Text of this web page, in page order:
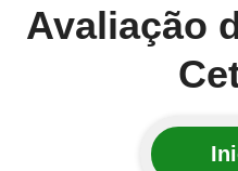
Avaliação